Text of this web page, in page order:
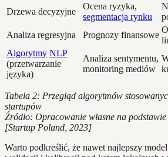
Drzewa decyzyjne
Ocena ryzyka,
segmentacja rynku
Analiza regresyjna
Prognozy finansowe
Algorytmy NLP
(przetwarzanie
języka)
Analiza sentymentu,
monitoring mediów
Tabela 2: Przegląd algorytmów
startupów
Źródło: Opracowanie własne na
[Startup Poland, 2023]
Warto podkreślić, że nawet najlepszy